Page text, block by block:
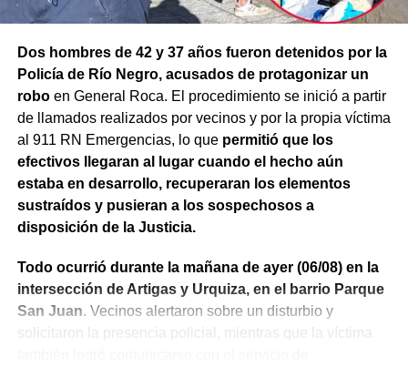
Dos hombres de 42 y 37 años fueron detenidos por la
Policía de Río Negro, acusados de protagonizar un
roboen General Roca. El procedimiento se inició a partir
de llamados realizados por vecinos y por la propia víctima
al 911 RN Emergencias, lo que permitió que los
efectivos llegaran al lugar cuando el hecho aún
estaba en desarrollo, recuperaran los elementos
sustraídos y pusieran a los sospechosos a
disposición de la Justicia.
Todo ocurrió durante la mañana de ayer (06/08) en la
intersección de Artigas y Urquiza, en el barrio Parque
San Juan. Vecinos alertaron sobre un disturbio y
solicitaron la presencia policial, mientras que la víctima